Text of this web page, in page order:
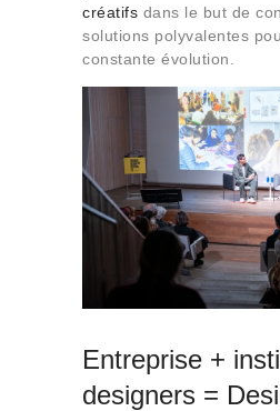
créatifs dans le but de
solutions polyvalentes
constante évolution.
Entreprise +
designers =